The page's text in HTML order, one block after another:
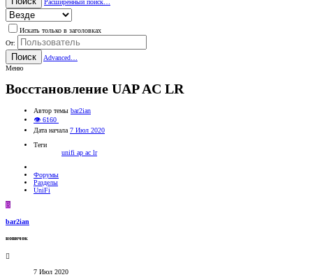
Расширенный поиск…
Искать только в заголовках
От:
Поиск
Advanced…
Меню
Восстановление UAP AC LR
Автор темы bar2ian
👁 6160
Дата начала 7 Июл 2020
Теги
unifi ap ac lr
Форумы
Разделы
UniFi
B
bar2ian
новичок
7 Июл 2020